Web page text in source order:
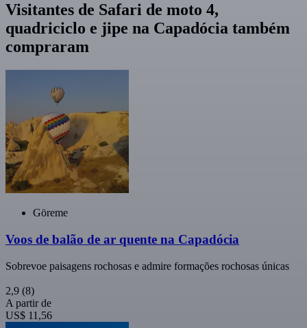
Visitantes de Safari de moto 4,
quadriciclo e jipe na Capadócia também
compraram
Göreme
Voos de balão de ar quente na Capadócia
Sobrevoe paisagens rochosas e admire formações rochosas únicas
2,9 (8)
A partir de
US$ 11,56